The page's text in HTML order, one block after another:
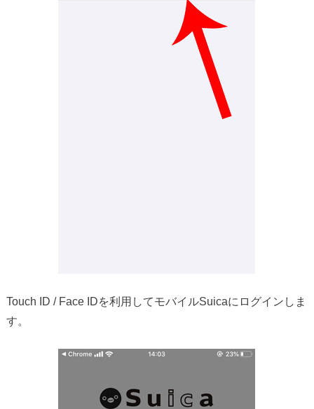
Touch ID / Face IDを利用してモバイルSuicaにログインしま
す。